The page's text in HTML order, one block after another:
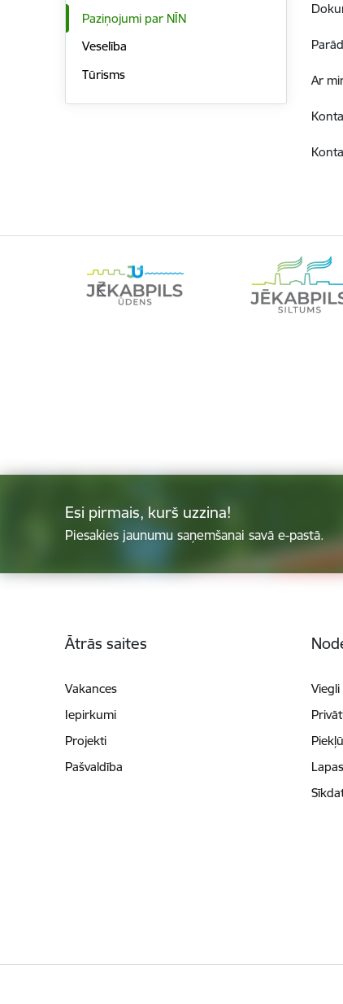
Paziņojumi par NĪN
Veselība
Tūrisms
Ar
Esi pirmais, kurš uzzina!
Piesakies jaunumu saņemšanai savā e-pastā.
Ātrās saites
Vakances
Iepirkumi
Projekti
Pašvaldība